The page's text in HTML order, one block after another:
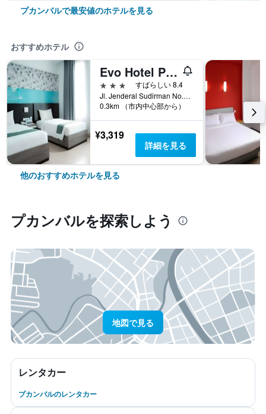
プカンバルで最安値のホテルを見る
おすすめホテル
Evo Hotel Pekanbaru
3つ星
すばらしい 8.4
Jl. Jenderal Sudirman No.8, Wonorejo, Marpoya, プカンバル, インドネシア
0.3km （市内中心部から）
¥3,319
詳細を見る
他のおすすめホテルを見る
プカンバル​を探索しよう
地図で見る
レンタカー
プカンバルのレンタカー